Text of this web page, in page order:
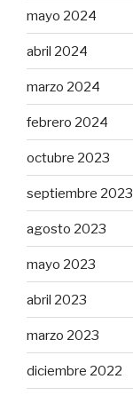
mayo 2024
abril 2024
marzo 2024
febrero 2024
octubre 2023
septiembre 2023
agosto 2023
mayo 2023
abril 2023
marzo 2023
diciembre 2022